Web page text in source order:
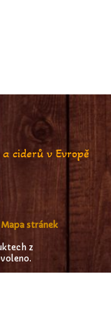
ciderů v Evropě
Mapa stránek
z